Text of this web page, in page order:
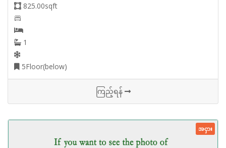
825.00sqft
1
5Floor(below)
ကြည့်ရန်
အငှား